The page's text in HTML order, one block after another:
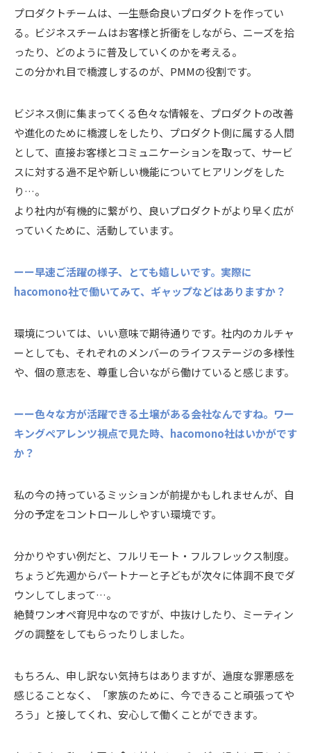
プロダクトチームは、一生懸命良いプロダクトを作ってい
る。ビジネスチームはお客様と折衝をしながら、ニーズを拾
ったり、どのように普及していくのかを考える。
この分かれ目で橋渡しするのが、PMMの役割です。
ビジネス側に集まってくる色々な情報を、プロダクトの改善
や進化のために橋渡しをしたり、プロダクト側に属する人間
として、直接お客様とコミュニケーションを取って、サービ
スに対する過不足や新しい機能についてヒアリングをした
り…。
より社内が有機的に繋がり、良いプロダクトがより早く広が
っていくために、活動しています。
ーー早速ご活躍の様子、とても嬉しいです。実際に
hacomono社で働いてみて、ギャップなどはありますか？
環境については、いい意味で期待通りです。社内のカルチャ
ーとしても、それぞれのメンバーのライフステージの多様性
や、個の意志を、尊重し合いながら働けていると感じます。
ーー色々な方が活躍できる土壌がある会社なんですね。ワー
キングペアレンツ視点で見た時、hacomono社はいかがです
か？
私の今の持っているミッションが前提かもしれませんが、自
分の予定をコントロールしやすい環境です。
分かりやすい例だと、フルリモート・フルフレックス制度。
ちょうど先週からパートナーと子どもが次々に体調不良でダ
ウンしてしまって…。
絶賛ワンオペ育児中なのですが、中抜けしたり、ミーティン
グの調整をしてもらったりしました。
もちろん、申し訳ない気持ちはありますが、過度な罪悪感を
感じることなく、「家族のために、今できること頑張ってや
ろう」と接してくれ、安心して働くことができます。